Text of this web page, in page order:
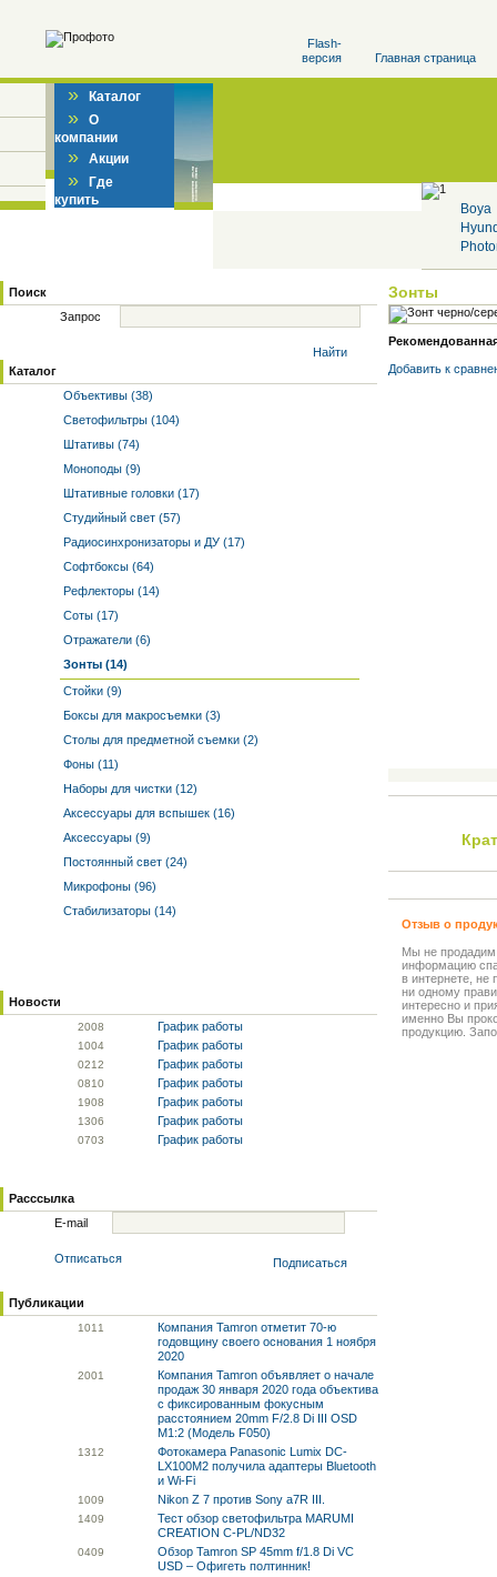
Flash-
версия
Главная страница
» Каталог
» О
компании
» Акции
» Где
купить
Boya
Поиск
Запрос
Найти
Каталог
Объективы (38)
Светофильтры (104)
Штативы (74)
Моноподы (9)
Штативные головки (17)
Студийный свет (57)
Радиосинхронизаторы и ДУ (17)
Софтбоксы (64)
Рефлекторы (14)
Соты (17)
Отражатели (6)
Зонты (14)
Стойки (9)
Боксы для макросъемки (3)
Столы для предметной съемки (2)
Фоны (11)
Наборы для чистки (12)
Аксессуары для вспышек (16)
Аксессуары (9)
Постоянный свет (24)
Микрофоны (96)
Стабилизаторы (14)
Новости
2008 График работы
1004 График работы
0212 График работы
0810 График работы
1908 График работы
1306 График работы
0703 График работы
Расссылка
E-mail
Отписаться Подписаться
Публикации
1011
Компания Tamron отметит 70-ю
годовщину своего основания 1 ноября
2020
2001
Компания Tamron объявляет о начале
продаж 30 января 2020 года объектива
с фиксированным фокусным
расстоянием 20mm F/2.8 Di III OSD
M1:2 (Модель F050)
1312
Фотокамера Panasonic Lumix DC-
LX100M2 получила адаптеры Bluetooth
и Wi-Fi
1009 Nikon Z 7 против Sony a7R III.
1409
Тест обзор светофильтра MARUMI
CREATION C-PL/ND32
0409
Обзор Tamron SP 45mm f/1.8 Di VC
USD – Офигеть полтинник!
Зонты
Добавить к
Отзыв о
Мы не
информацию
в интернете, не
ни одному
интересно и
именно Вы
продукцию.